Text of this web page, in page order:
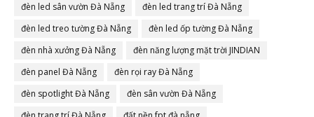
đèn led sân vườn Đà Nẵng
đèn led trang trí Đà Nẵng
đèn led treo tường Đà Nẵng
đèn led ốp tường Đà Nẵng
đèn nhà xưởng Đà Nẵng
đèn năng lượng mặt trời JINDIAN
đèn panel Đà Nẵng
đèn rọi ray Đà Nẵng
đèn spotlight Đà Nẵng
đèn sân vườn Đà Nẵng